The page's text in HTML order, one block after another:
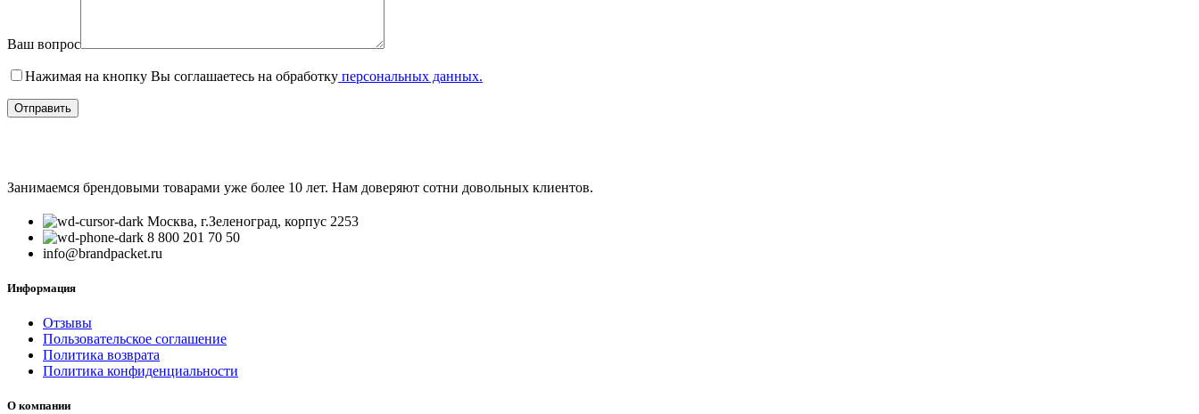
Ваш вопрос
Нажимая на кнопку Вы соглашаетесь на обработку персональных данных.
Занимаемся брендовыми товарами уже более 10 лет. Нам доверяют сотни довольных клиентов.
Москва, г.Зеленоград, корпус 2253
8 800 201 70 50
info@brandpacket.ru
Информация
Отзывы
Пользовательское соглашение
Политика возврата
Политика конфиденциальности
О компании